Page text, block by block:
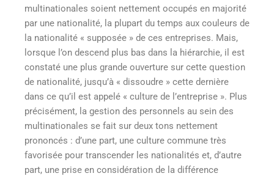
multinationales soient nettement occupés en majorité
par une nationalité, la plupart du temps aux couleurs de
la nationalité « supposée » de ces entreprises. Mais,
lorsque l’on descend plus bas dans la hiérarchie, il est
constaté une plus grande ouverture sur cette question
de nationalité, jusqu’à « dissoudre » cette dernière
dans ce qu’il est appelé « culture de l’entreprise ». Plus
précisément, la gestion des personnels au sein des
multinationales se fait sur deux tons nettement
prononcés : d’une part, une culture commune très
favorisée pour transcender les nationalités et, d’autre
part, une prise en considération de la différence